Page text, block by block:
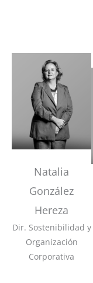
Natalia
González
Hereza
Dir. Sostenibilidad y
Organización
Corporativa